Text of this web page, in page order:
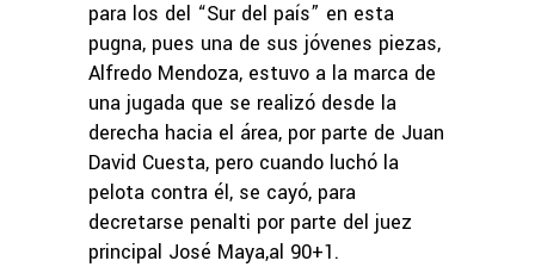
para los del “Sur del país” en esta
pugna, pues una de sus jóvenes piezas,
Alfredo Mendoza, estuvo a la marca de
una jugada que se realizó desde la
derecha hacia el área, por parte de Juan
David Cuesta, pero cuando luchó la
pelota contra él, se cayó, para
decretarse penalti por parte del juez
principal José Maya,al 90+1.